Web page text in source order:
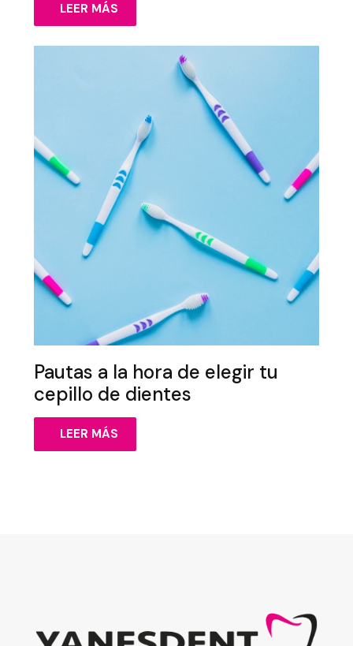
LEER MÁS
Pautas a la hora de elegir tu
cepillo de dientes
LEER MÁS